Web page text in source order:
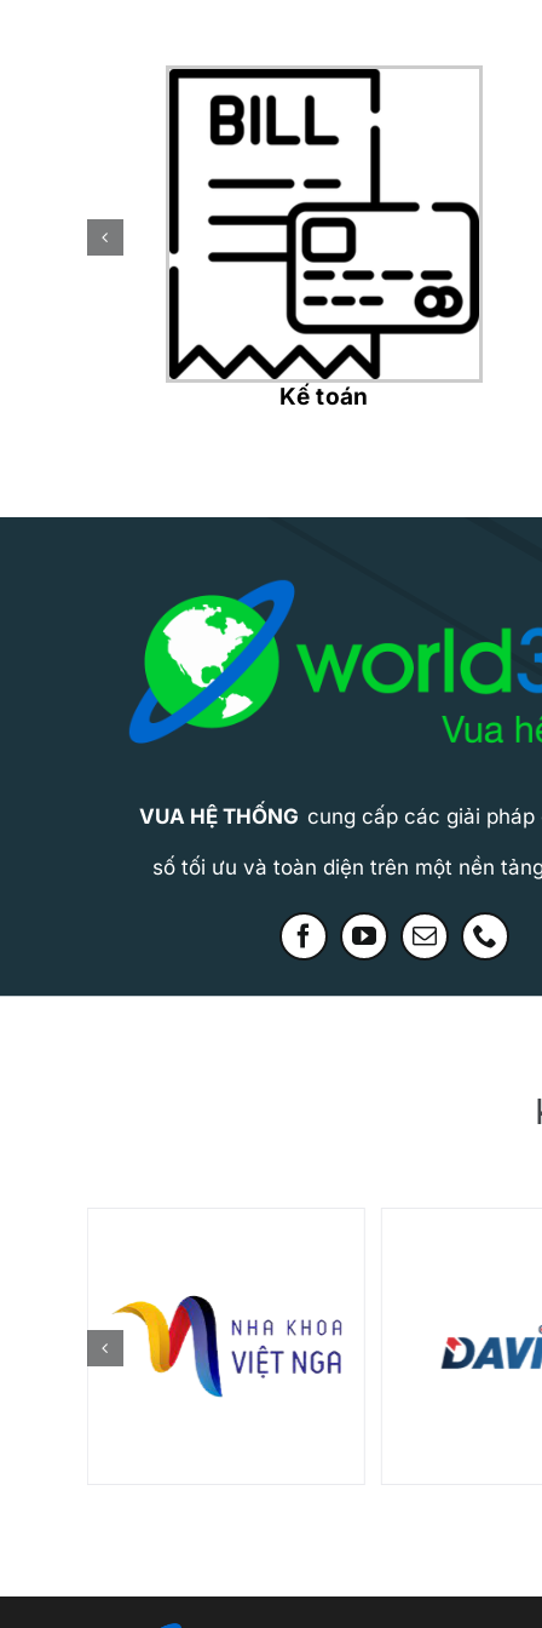
Kế toán
VUA HỆ THỐNG cung cấp các giải pháp
số tối ưu và toàn diện trên một nền